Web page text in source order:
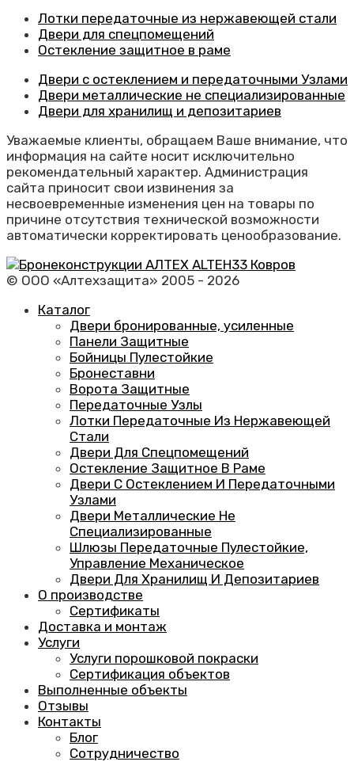
Лотки передаточные из нержавеющей стали
Двери для спецпомещений
Остекление защитное в раме
Двери с остеклением и передаточными Узлами
Двери металлические не специализированные
Двери для хранилищ и депозитариев
Уважаемые клиенты, обращаем Ваше внимание, что
информация на сайте носит исключительно
рекомендательный характер. Администрация
сайта приносит свои извинения за
несвоевременные изменения цен на товары по
причине отсутствия технической возможности
автоматически корректировать ценообразование.
© ООО «Алтехзащита» 2005 - 2026
Каталог
Двери бронированные, усиленные
Панели Защитные
Бойницы Пулестойкие
Бронеставни
Ворота Защитные
Передаточные Узлы
Лотки Передаточные Из Нержавеющей
Стали
Двери Для Спецпомещений
Остекление Защитное В Раме
Двери С Остеклением И Передаточными
Узлами
Двери Металлические Не
Специализированные
Шлюзы Передаточные Пулестойкие,
Управление Механическое
Двери Для Хранилищ И Депозитариев
О производстве
Сертификаты
Доставка и монтаж
Услуги
Услуги порошковой покраски
Сертификация объектов
Выполненные объекты
Отзывы
Контакты
Блог
Сотрудничество